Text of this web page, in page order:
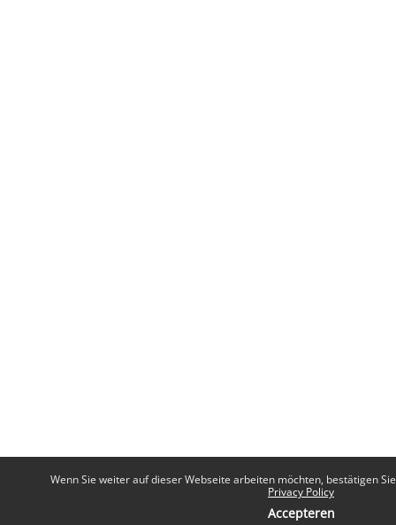
Wenn Sie weiter auf dieser Webseite arbeiten möchten, bestätigen
Privacy Policy
Accepteren